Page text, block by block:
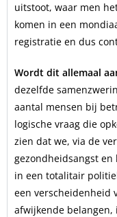
uitstoot, waar men
komen in een
registratie en dus
Wordt dit allemaal
dezelfde
aantal mensen bij
logische vraag die
zien dat we, via de
gezondheidsangst
in een totalitair
een verscheidenheid
afwijkende belangen,